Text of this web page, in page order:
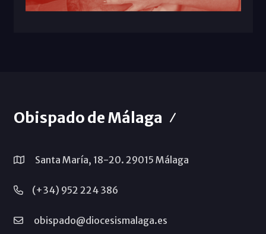
Obispado de Málaga
Santa María, 18-20. 29015 Málaga
(+34) 952 224 386
obispado@diocesismalaga.es